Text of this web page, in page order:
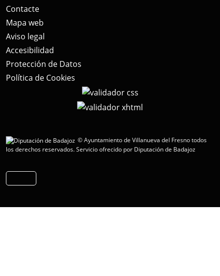
Contacte
Mapa web
Aviso legal
Accesibilidad
Protección de Datos
Política de Cookies
© Ayuntamiento de Villanueva del Fresno todos
los derechos reservados.Servicio ofrecido por Diputación de Badajoz